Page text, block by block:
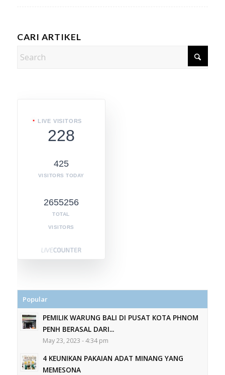
CARI ARTIKEL
LIVE VISITORS
228
425
VISITORS TODAY
2655256
TOTAL
VISITORS
Popular
PEMILIK WARUNG BALI DI PUSAT KOTA PHNOM
PENH BERASAL DARI...
May 23, 2023 - 4:34 pm
4 KEUNIKAN PAKAIAN ADAT MINANG YANG
MEMESONA